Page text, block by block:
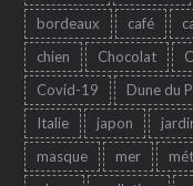
bordeaux
café
chien
Chocolat
Covid-19
Dune du
Italie
japon
masque
mer